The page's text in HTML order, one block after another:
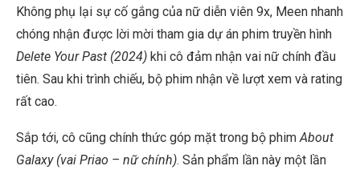
Không phụ lại sự cố gắng của nữ diễn viên 9x, Meen nhanh
chóng nhận được lời mời tham gia dự án phim truyền hình
Delete Your Past (2024) khi cô đảm nhận vai nữ chính đầu
tiên. Sau khi trình chiếu, bộ phim nhận về lượt xem và rating
rất cao.
Sắp tới, cô cũng chính thức góp mặt trong bộ phimAbout
Galaxy(vai Priao – nữ chính). Sản phẩm lần này một lần